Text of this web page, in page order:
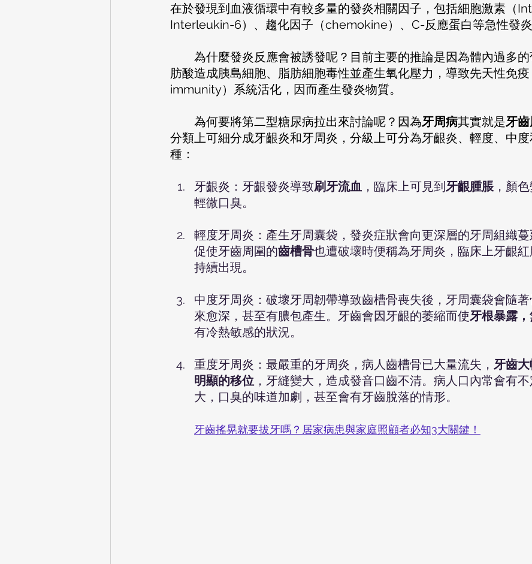
在於發現到血液循環中有較多量的發炎相關因子，包括細胞激素（
Interleukin-6）、趨化因子（chemokine）、C-反應蛋白等急性發炎
肪酸造成胰島細胞、脂肪細胞毒性並產生氧化壓力，導致先天性免
immunity）系統活化，因而產生發炎物質。
為何要將第二型糖尿病拉出來討論呢？因為牙周病其實就是牙
分類上可細分成牙齦炎和牙周炎，分級上可分為牙齦炎、輕度、中
種：
牙齦炎：牙齦發炎導致刷牙流血 ，臨床上可見到牙齦腫脹 ，顏
輕微口臭。
輕度牙周炎：產生牙周囊袋，發炎症狀會向更深層的牙周組織
促使牙齒周圍的齒槽骨也遭破壞時便稱為牙周炎，臨床上牙齦
持續出現。
中度牙周炎：破壞牙周韌帶導致齒槽骨喪失後，牙周囊袋會隨
來愈深，甚至有膿包產生。牙齒會因牙齦的萎縮而使牙根暴露
有冷熱敏感的狀況。
重度牙周炎：最嚴重的牙周炎，病人齒槽骨已大量流失， 牙齒
明顯的移位 ，牙縫變大，造成發音口齒不清。病人口內常會有
大，口臭的味道加劇，甚至會有牙齒脫落的情形。
牙齒搖晃就要拔牙嗎？居家病患與家庭照顧者必知3大關鍵！